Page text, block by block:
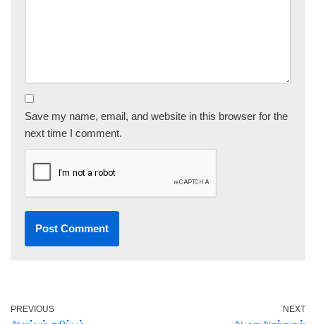
Save my name, email, and website in this browser for the
next time I comment.
PREVIOUS NEXT